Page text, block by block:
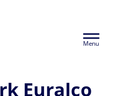
Header
Euralco